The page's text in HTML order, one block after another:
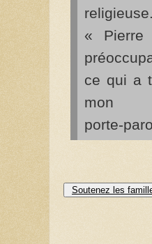
religieuse.
«
ce qui a
mon
porte-
Soutenez les